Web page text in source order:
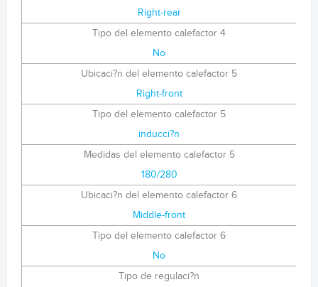
Right-rear
Tipo del elemento calefactor 4
No
Ubicaci?n del elemento calefactor 5
Right-front
Tipo del elemento calefactor 5
inducci?n
Medidas del elemento calefactor 5
180/280
Ubicaci?n del elemento calefactor 6
Middle-front
Tipo del elemento calefactor 6
No
Tipo de regulaci?n